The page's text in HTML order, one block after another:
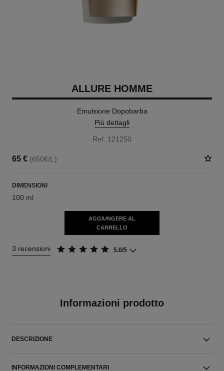
ALLURE HOMME
Emulsione Dopobarba
Più dettagli
Ref. 121250
65 € (650€/L)
DIMENSIONI
100 ml
AGGIUNGERE AL
CARRELLO
3 recensioni 5.0/5
Informazioni prodotto
DESCRIZIONE
INFORMAZIONI COMPLEMENTARI